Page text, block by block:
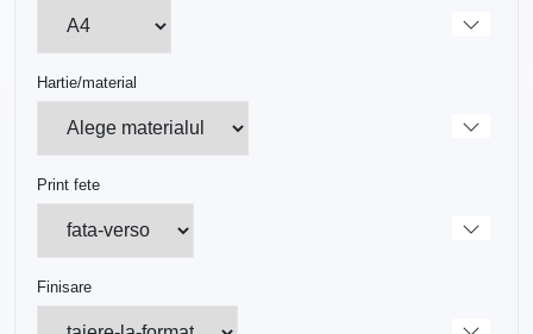
Hartie/material
Print fete
Finisare